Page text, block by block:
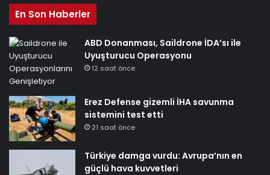
En Son Haberler
ABD Donanması, Saildrone İDA’sı ile
Uyuşturucu Operasyonu
12 saat önce
Erez Defense gizemli İHA savunma
sistemini test etti
21 saat önce
Türkiye damga vurdu: Avrupa’nın en
güçlü hava kuvvetleri